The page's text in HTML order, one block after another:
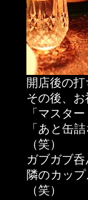
開店後の
その後、
「マスタ
「あと缶
（笑）
ガブガブ呑
隣のカッ
（笑）